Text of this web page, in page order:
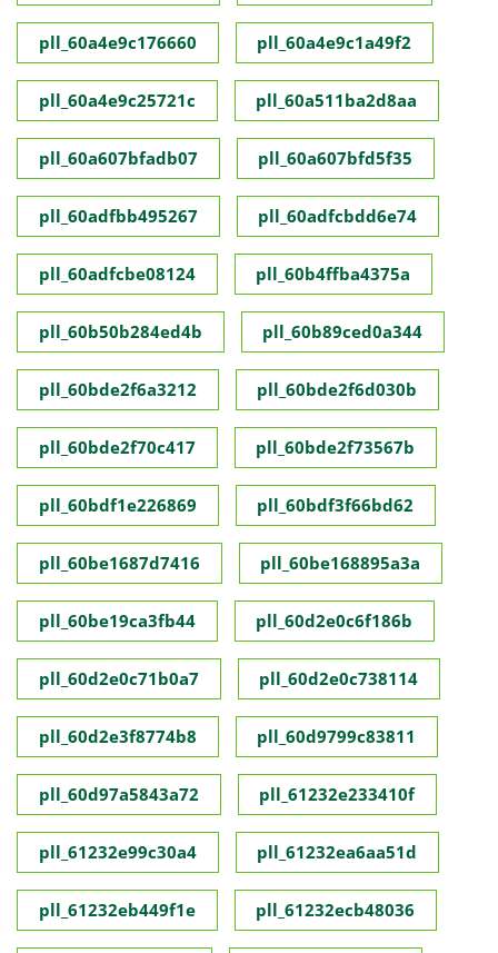
pll_60a4e9c176660 pll_60a4e9c1a49f2
pll_60a4e9c25721c pll_60a511ba2d8aa
pll_60a607bfadb07 pll_60a607bfd5f35
pll_60adfbb495267 pll_60adfcbdd6e74
pll_60adfcbe08124 pll_60b4ffba4375a
pll_60b50b284ed4b pll_60b89ced0a344
pll_60bde2f6a3212 pll_60bde2f6d030b
pll_60bde2f70c417 pll_60bde2f73567b
pll_60bdf1e226869 pll_60bdf3f66bd62
pll_60be1687d7416 pll_60be168895a3a
pll_60be19ca3fb44 pll_60d2e0c6f186b
pll_60d2e0c71b0a7 pll_60d2e0c738114
pll_60d2e3f8774b8 pll_60d9799c83811
pll_60d97a5843a72 pll_61232e233410f
pll_61232e99c30a4 pll_61232ea6aa51d
pll_61232eb449f1e pll_61232ecb48036